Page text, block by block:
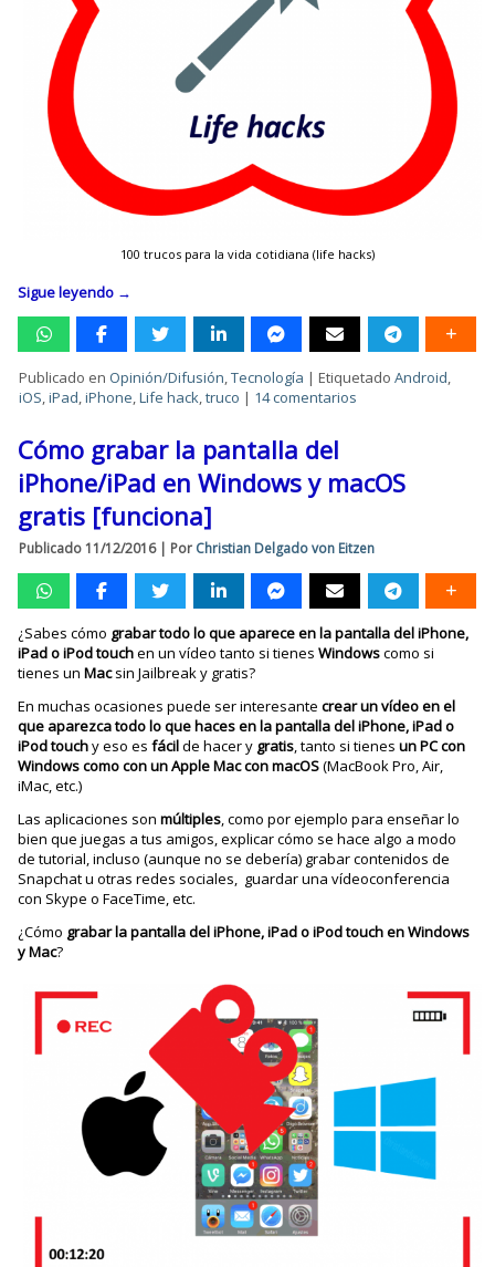
100 trucos para la vida cotidiana (life hacks)
Sigue leyendo →
Publicado en Opinión/Difusión,Tecnología |Etiquetado Android,
iOS,iPad,iPhone,Life hack,truco | 14 comentarios
Cómo grabar la pantalla del
iPhone/iPad en Windows y macOS
gratis [funciona]
Publicado 11/12/2016| Por Christian Delgado von Eitzen
¿Sabes cómo grabar todo lo que aparece en la pantalla del iPhone,
iPad o iPod touchen un vídeo tanto si tienesWindowscomo si
tienes unMacsin Jailbreak y gratis?
En muchas ocasiones puede ser interesantecrear un vídeo en el
que aparezca todo lo que haces en la pantalla del iPhone, iPad o
iPod touchy eso esfácilde hacer y gratis, tanto si tienesun PC con
Windows como con un Apple Mac con macOS(MacBook Pro, Air,
iMac, etc.)
Las aplicaciones sonmúltiples, como por ejemplo para enseñar lo
bien que juegas a tus amigos, explicar cómo se hace algo a modo
de tutorial, incluso (aunque no se debería) grabar contenidos de
Snapchat u otras redes sociales, guardar una vídeoconferencia
con Skype o FaceTime, etc.
¿Cómo grabar la pantalla del iPhone, iPad o iPod touch en Windows
y Mac?